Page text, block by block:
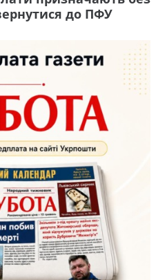
до ПФУ